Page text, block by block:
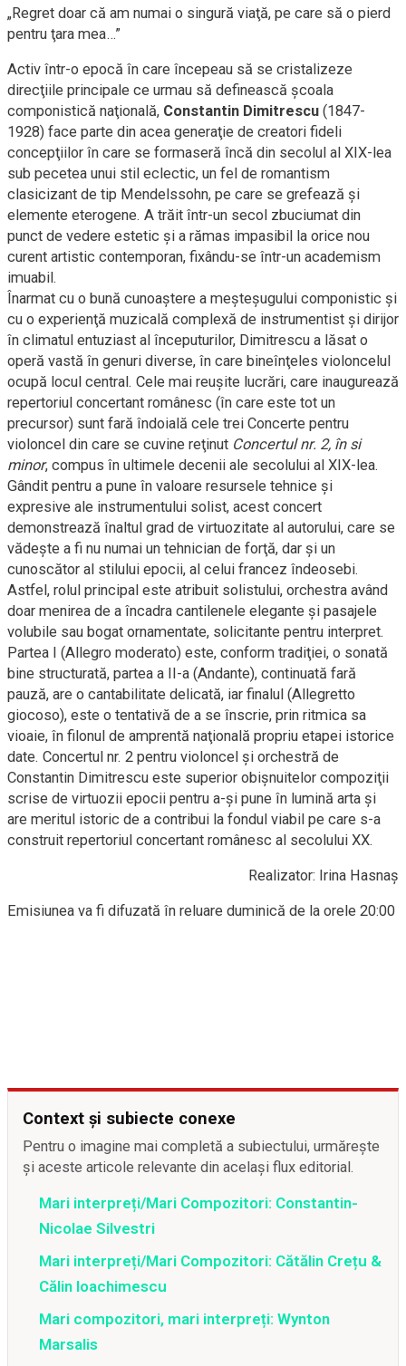
„Regret doar că am numai o singură viaţă, pe care să o pierd
pentru ţara mea…”
Activ într-o epocă în care începeau să se cristalizeze
direcţiile principale ce urmau să definească şcoala
componistică naţională, Constantin Dimitrescu (1847-
1928) face parte din acea generaţie de creatori fideli
concepţiilor în care se formaseră încă din secolul al XIX-lea
sub pecetea unui stil eclectic, un fel de romantism
clasicizant de tip Mendelssohn, pe care se grefează şi
elemente eterogene. A trăit într-un secol zbuciumat din
punct de vedere estetic şi a rămas impasibil la orice nou
curent artistic contemporan, fixându-se într-un academism
imuabil.
Înarmat cu o bună cunoaştere a meşteşugului componistic şi
cu o experienţă muzicală complexă de instrumentist şi dirijor
în climatul entuziast al începuturilor, Dimitrescu a lăsat o
operă vastă în genuri diverse, în care bineînţeles violoncelul
ocupă locul central. Cele mai reuşite lucrări, care inaugurează
repertoriul concertant românesc (în care este tot un
precursor) sunt fară îndoială cele trei Concerte pentru
violoncel din care se cuvine reţinut Concertul nr. 2, în si
minor, compus în ultimele decenii ale secolului al XIX-lea.
Gândit pentru a pune în valoare resursele tehnice şi
expresive ale instrumentului solist, acest concert
demonstrează înaltul grad de virtuozitate al autorului, care se
vădeşte a fi nu numai un tehnician de forţă, dar şi un
cunoscător al stilului epocii, al celui francez îndeosebi.
Astfel, rolul principal este atribuit solistului, orchestra având
doar menirea de a încadra cantilenele elegante şi pasajele
volubile sau bogat ornamentate, solicitante pentru interpret.
Partea I (Allegro moderato) este, conform tradiţiei, o sonată
bine structurată, partea a II-a (Andante), continuată fară
pauză, are o cantabilitate delicată, iar finalul (Allegretto
giocoso), este o tentativă de a se înscrie, prin ritmica sa
vioaie, în filonul de amprentă naţională propriu etapei istorice
date. Concertul nr. 2 pentru violoncel şi orchestră de
Constantin Dimitrescu este superior obişnuitelor compoziţii
scrise de virtuozii epocii pentru a-şi pune în lumină arta şi
are meritul istoric de a contribui la fondul viabil pe care s-a
construit repertoriul concertant românesc al secolului XX.
Realizator: Irina Hasnaș
Emisiunea va fi difuzată în reluare duminică de la orele 20:00
Context și subiecte conexe
Pentru o imagine mai completă a subiectului, urmărește
și aceste articole relevante din același flux editorial.
Mari interpreți/Mari Compozitori: Constantin-
Nicolae Silvestri
Mari interpreți/Mari Compozitori: Cătălin Crețu &
Călin Ioachimescu
Mari compozitori, mari interpreți: Wynton
Marsalis